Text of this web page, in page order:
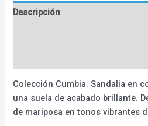
Descripción
Colección Cumbia. Sandalia en
una suela de acabado brillante.
de mariposa en tonos vibrantes